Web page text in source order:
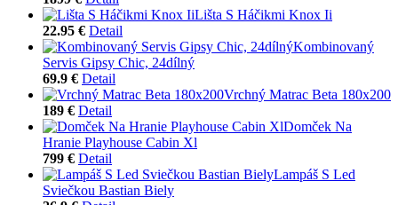
Lišta S Háčikmi Knox Ii
22.95 € Detail
Kombinovaný
Servis Gipsy Chic, 24dílný
69.9 € Detail
Vrchný Matrac Beta 180x200
189 € Detail
Domček Na
Hranie Playhouse Cabin Xl
799 € Detail
Lampáš S Led
Sviečkou Bastian Biely